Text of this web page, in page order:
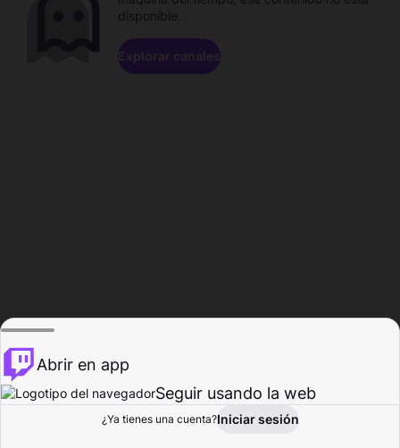
Explorar Actividad
disponible.
Explorar canales
Abrir en app
Seguir usando la web
¿Ya tienes una cuenta?Iniciar sesión